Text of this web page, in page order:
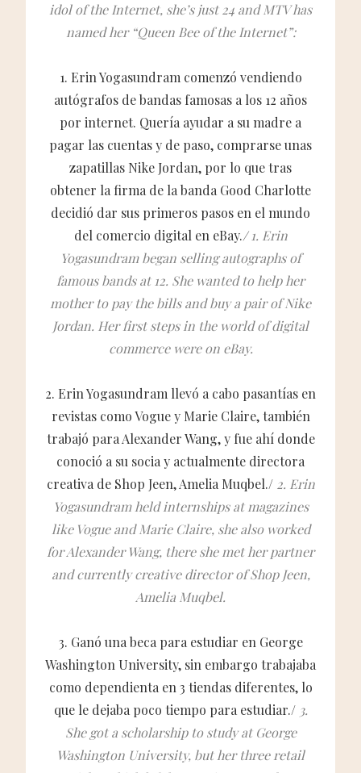
idol of the Internet, she’s just 24 and MTV has
named her “Queen Bee of the Internet”:
1. Erin Yogasundram comenzó vendiendo
autógrafos de bandas famosas a los 12 años
por internet. Quería ayudar a su madre a
pagar las cuentas y de paso, comprarse unas
zapatillas Nike Jordan, por lo que tras
obtener la firma de la banda Good Charlotte
decidió dar sus primeros pasos en el mundo
del comercio digital en eBay./1. Erin
Yogasundram began selling autographs of
famous bands at 12. She wanted to help her
mother to pay the bills and buy a pair of Nike
Jordan. Her first steps in the world of digital
commerce were on eBay.
2. Erin Yogasundram llevó a cabo pasantías en
revistas como Vogue y Marie Claire, también
trabajó para Alexander Wang, y fue ahí donde
conoció a su socia y actualmente directora
creativa de Shop Jeen, Amelia Muqbel./ 2. Erin
Yogasundram held internships at magazines
like Vogue and Marie Claire, she also worked
for Alexander Wang, there she met her partner
and currently creative director of Shop Jeen,
Amelia Muqbel.
3. Ganó una beca para estudiar en George
Washington University, sin embargo trabajaba
como dependienta en 3 tiendas diferentes, lo
que le dejaba poco tiempo para estudiar./ 3.
She got a scholarship to study at George
Washington University, but her three retail